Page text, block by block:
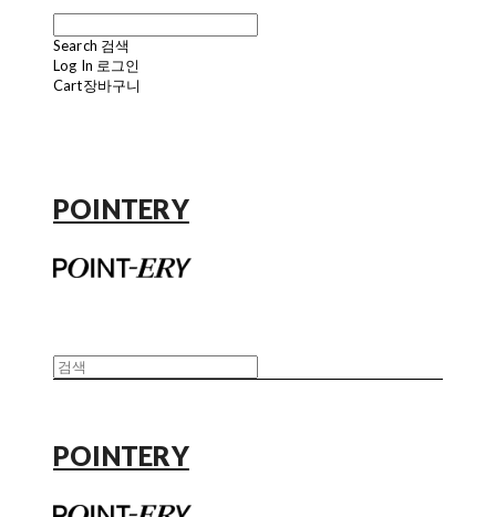
Search 검색
Log In 로그인
Cart장바구니
POINTERY
POINTERY